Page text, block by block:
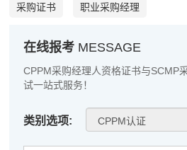
采购证书 职业采购经理
在线报考 MESSAGE
CPPM采购经理人资格证书与SCMP
试一站式服务！
类别选项:
李* 137****5943
孔** 186****5516
189****2919